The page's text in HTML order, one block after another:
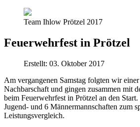
Team Ihlow Prötzel 2017
Feuerwehrfest in Prötzel
Erstellt: 03. Oktober 2017
Am vergangenen Samstag folgten wir
Nachbarschaft und gingen zusammen mit
beim Feuerwehrfest in Prötzel an den
Jugend- und 6 Männermannschaften zum
Leistungsvergleich.